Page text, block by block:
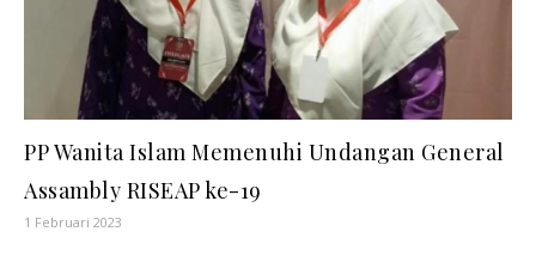
PP Wanita Islam Memenuhi Undangan General
Assambly RISEAP ke-19
1 Februari 2023